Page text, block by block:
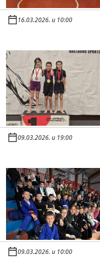
16.03.2026. u 10:00
09.03.2026. u 19:00
09.03.2026. u 10:00